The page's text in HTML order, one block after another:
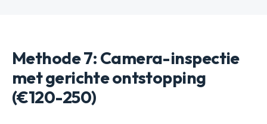
Methode 7: Camera-inspectie
met gerichte ontstopping
(€120-250)